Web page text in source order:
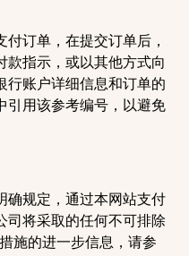
订单，在提交订单后，
款指示，或以其他方式向
行账户详细信息和订单的
引用该参考编号，以避免
确规定，通过本网站支付
司将采取的任何不可排除
施的进一步信息，请参